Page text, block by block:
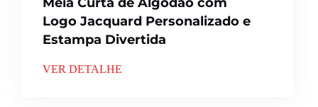
Logo Jacquard Personalizado e
Estampa Divertida
VER DETALHE